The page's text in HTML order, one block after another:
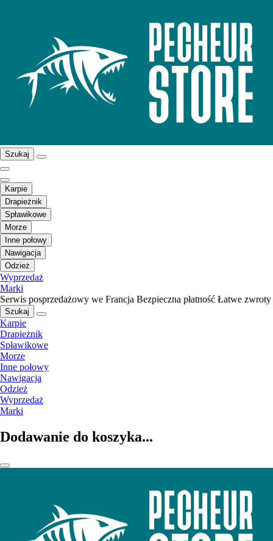
Szukaj
Karpie
Drapieżnik
Spławikowe
Morze
Inne połowy
Nawigacja
Odzież
Wyprzedaż
Marki
Serwis posprzedażowy we Francja Bezpieczna płatność Łatwe zwroty
Szukaj
Karpie
Drapieżnik
Spławikowe
Morze
Inne połowy
Nawigacja
Odzież
Wyprzedaż
Marki
Dodawanie do koszyka...